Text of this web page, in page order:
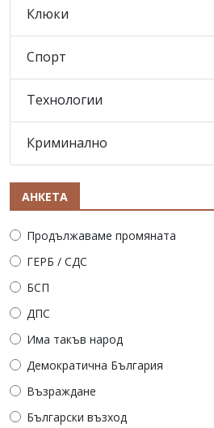
Клюки
Спорт
Технологии
Криминално
АНКЕТА
Продължаваме промяната
ГЕРБ / СДС
БСП
ДПС
Има такъв народ
Демократична България
Възраждане
Български възход